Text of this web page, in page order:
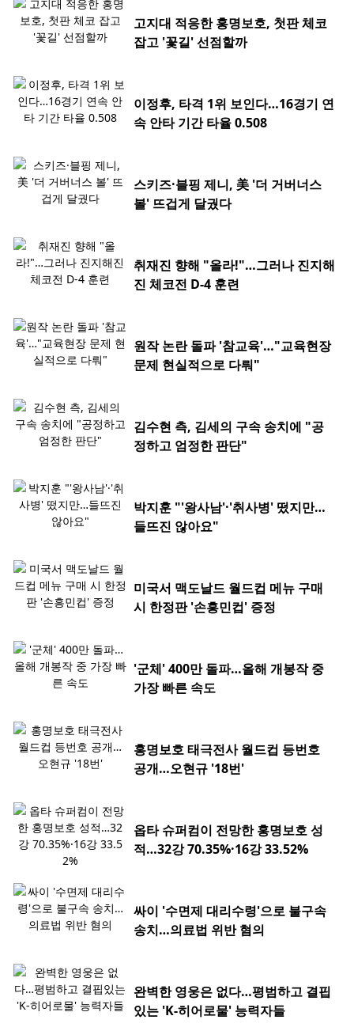
고지대 적응한 홍명보호, 첫판 체코
잡고 '꽃길' 선점할까
이정후, 타격 1위 보인다…16경기 연
속 안타 기간 타율 0.508
스키즈·블핑 제니, 美 '더 거버너스
볼' 뜨겁게 달궜다
취재진 향해 "올라!"…그러나 진지해
진 체코전 D-4 훈련
원작 논란 돌파 '참교육'…"교육현장
문제 현실적으로 다뤄"
김수현 측, 김세의 구속 송치에 "공
정하고 엄정한 판단"
박지훈 "'왕사남'·'취사병' 떴지만…
들뜨진 않아요"
미국서 맥도날드 월드컵 메뉴 구매
시 한정판 '손흥민컵' 증정
'군체' 400만 돌파…올해 개봉작 중
가장 빠른 속도
홍명보호 태극전사 월드컵 등번호
공개…오현규 '18번'
옵타 슈퍼컴이 전망한 홍명보호 성
적…32강 70.35%·16강 33.52%
싸이 '수면제 대리수령'으로 불구속
송치…의료법 위반 혐의
완벽한 영웅은 없다…평범하고 결핍
있는 'K-히어로물' 능력자들